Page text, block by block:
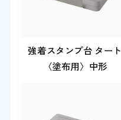
強着スタンプ台 タート
〈塗布用〉中形